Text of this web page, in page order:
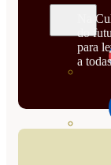
Na
do
para
a